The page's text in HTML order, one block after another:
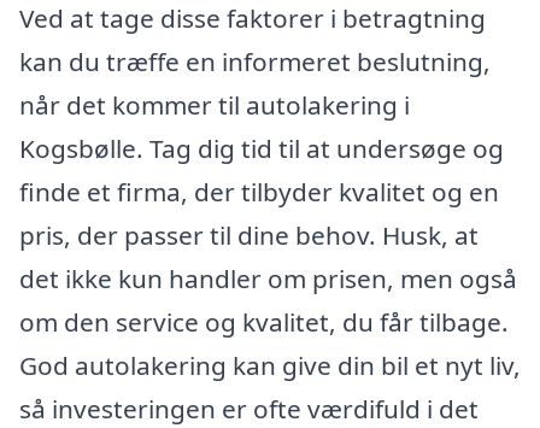
Ved at tage disse faktorer i betragtning
kan du træffe en informeret beslutning,
når det kommer til autolakering i
Kogsbølle. Tag dig tid til at undersøge og
finde et firma, der tilbyder kvalitet og en
pris, der passer til dine behov. Husk, at
det ikke kun handler om prisen, men også
om den service og kvalitet, du får tilbage.
God autolakering kan give din bil et nyt liv,
så investeringen er ofte værdifuld i det